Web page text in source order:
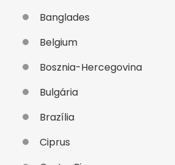
Banglades
Belgium
Bosznia-Hercegovina
Bulgária
Brazília
Ciprus